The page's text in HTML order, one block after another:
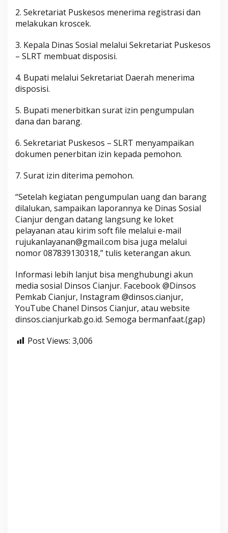
2. Sekretariat Puskesos menerima registrasi dan
melakukan kroscek.
3. Kepala Dinas Sosial melalui Sekretariat Puskesos
– SLRT membuat disposisi.
4. Bupati melalui Sekretariat Daerah menerima
disposisi.
5. Bupati menerbitkan surat izin pengumpulan
dana dan barang.
6. Sekretariat Puskesos – SLRT menyampaikan
dokumen penerbitan izin kepada pemohon.
7. Surat izin diterima pemohon.
“Setelah kegiatan pengumpulan uang dan barang
dilalukan, sampaikan laporannya ke Dinas Sosial
Cianjur dengan datang langsung ke loket
pelayanan atau kirim soft file melalui e-mail
rujukanlayanan@gmail.com bisa juga melalui
nomor 087839130318,” tulis keterangan akun.
Informasi lebih lanjut bisa menghubungi akun
media sosial Dinsos Cianjur. Facebook @Dinsos
Pemkab Cianjur, Instagram @dinsos.cianjur,
YouTube Chanel Dinsos Cianjur, atau website
dinsos.cianjurkab.go.id. Semoga bermanfaat.(gap)
Post Views: 3,006